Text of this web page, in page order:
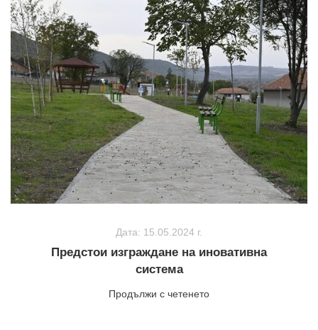
Дата: 15.05.2024 г.
Предстои изграждане на иновативна
система
Продължи с четенето